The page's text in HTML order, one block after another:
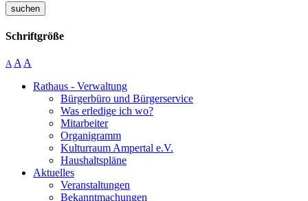
suchen
Schriftgröße
A A A
Rathaus - Verwaltung
Bürgerbüro und Bürgerservice
Was erledige ich wo?
Mitarbeiter
Organigramm
Kulturraum Ampertal e.V.
Haushaltspläne
Aktuelles
Veranstaltungen
Bekanntmachungen